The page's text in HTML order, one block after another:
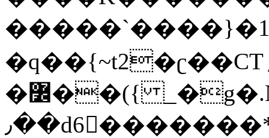
�q��{~t2�ʗ��CT؍���������{�~}ur����u�}o����(�:�j���=����{�۝Vo�An��J^��������M\M�'{{l�i
�߼��({ _�g�.Nfӻg����f7z91o^��̤^�>��2�`�:|#dk�{>�>>&�tsw�Nwo�?
٫��d6򆧇�������*��[|^]oo���NW~zz>�X&�u�=K?